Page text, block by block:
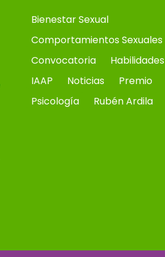
Bienestar Sexual
Comportamientos Sexuales
Convocatoria
Habilidades
IAAP
Noticias
Premio
Psicología
Rubén Ardila